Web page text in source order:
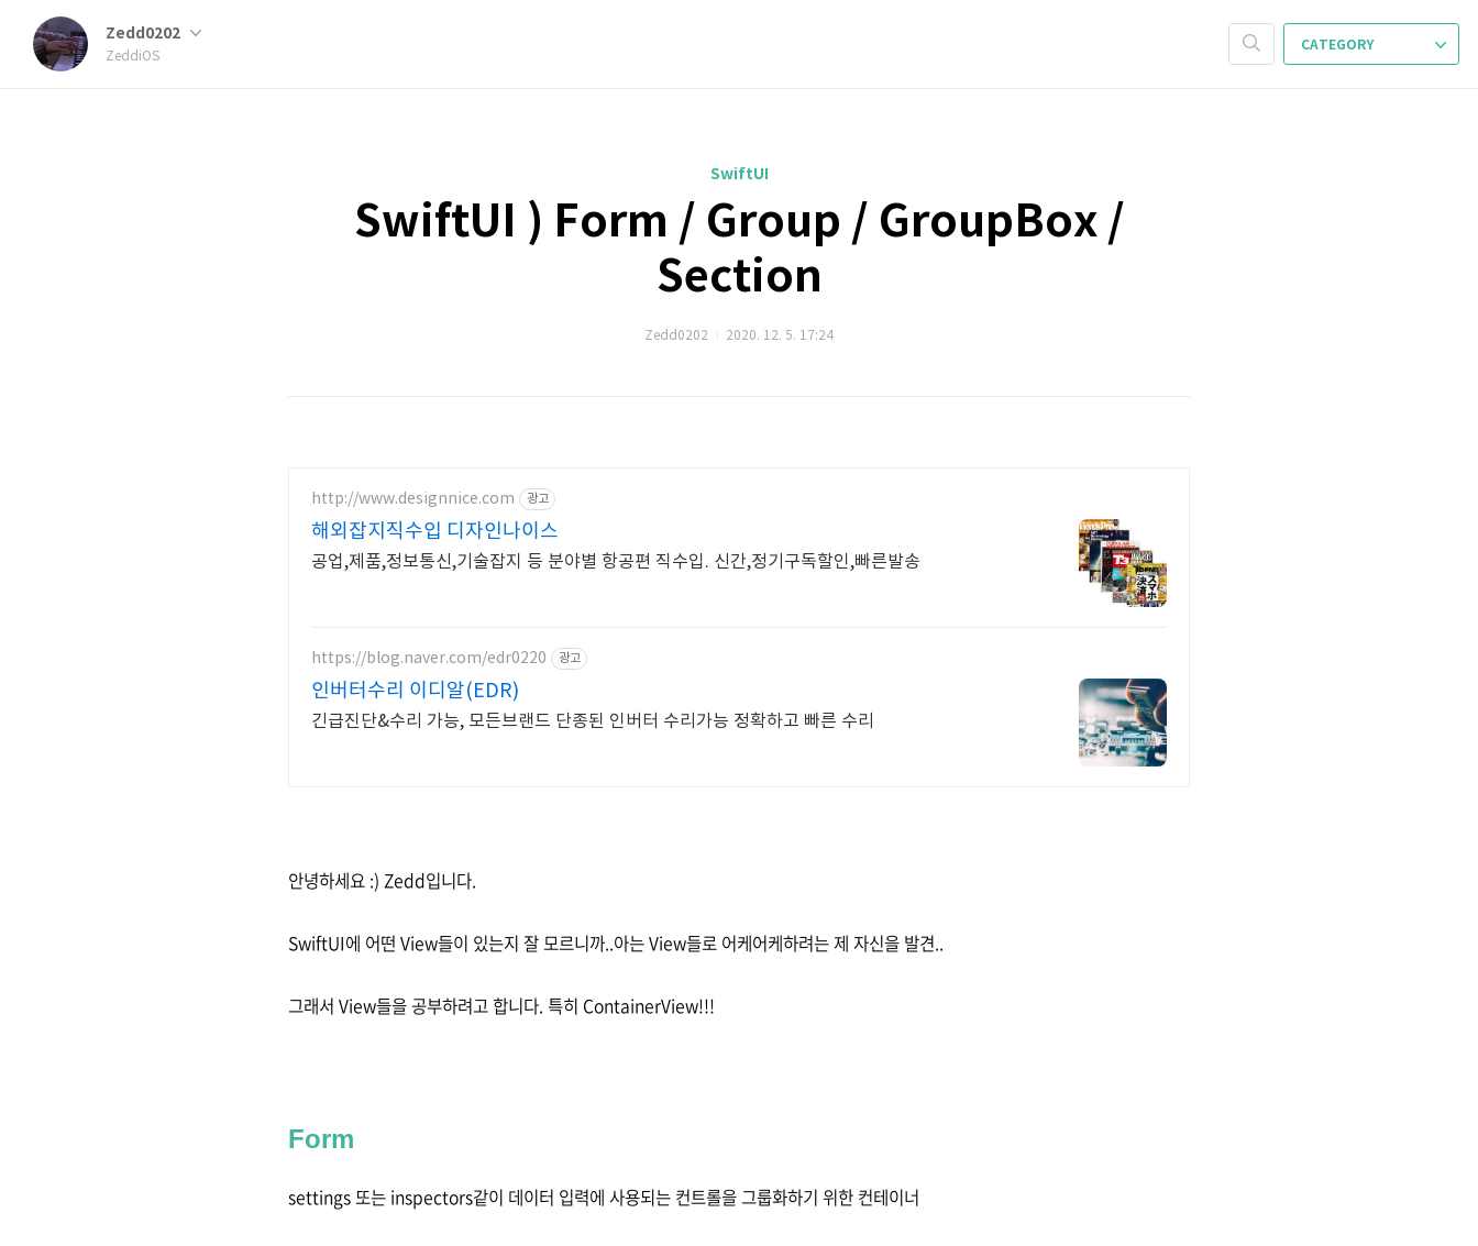
Zedd0202
ZeddiOS
CATEGORY
SwiftUI
SwiftUI ) Form / Group / GroupBox /
Section
Zedd0202 2020. 12. 5. 17:24
http://www.designnice.com 광고
해외잡지직수입 디자인나이스
공업,제품,정보통신,기술잡지 등 분야별 항공편 직수입. 신간,정기구독할인,빠른발송
https://blog.naver.com/edr0220 광고
인버터수리 이디알(EDR)
긴급진단&수리 가능, 모든브랜드 단종된 인버터 수리가능 정확하고 빠른 수리
안녕하세요 :) Zedd입니다.
SwiftUI에 어떤 View들이 있는지 잘 모르니까..아는 View들로 어케어케하려는 제 자신을 발견..
그래서 View들을 공부하려고 합니다. 특히 ContainerView!!!
Form
settings 또는 inspectors같이 데이터 입력에 사용되는 컨트롤을 그룹화하기 위한 컨테이너